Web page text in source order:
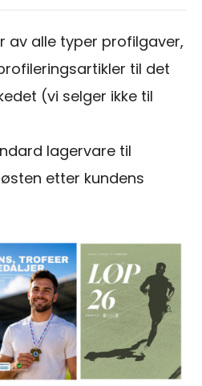
av alle typer profilgaver,
til det
(vi selger ikke til
lagervare til
etter kundens